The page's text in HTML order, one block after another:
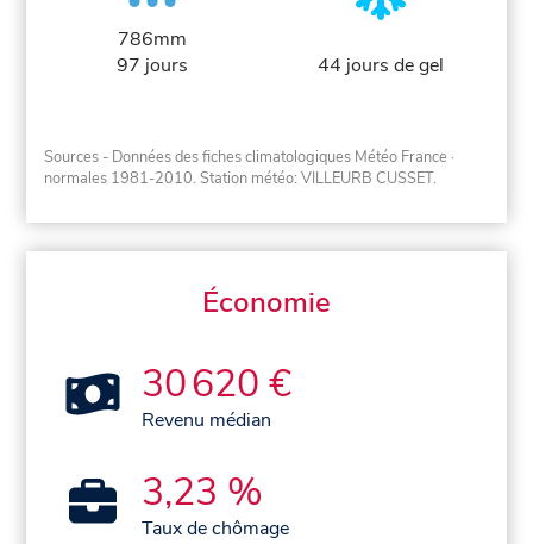
786mm
97 jours
44 jours de gel
Sources - Données des fiches climatologiques Météo France ·
normales 1981-2010. Station météo: VILLEURB CUSSET.
Économie
30 620 €
Revenu médian
3,23 %
Taux de chômage